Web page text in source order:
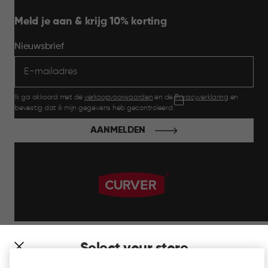
Select your store
Meld je aan & krijg 10% korting
Nieuwsbrief
Ik ga akkoord met de verkoopvoorwaarden en dePrivacyverklaring en
bevestig dat ik mijn gegevens heb gecontroleerd.
AANMELDEN